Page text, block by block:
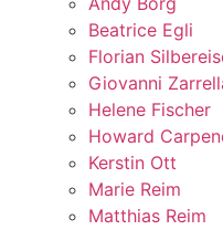
Beatrice Egli
Florian
Giovanni
Helene Fischer
Howard
Kerstin Ott
Marie Reim
Matthias Reim